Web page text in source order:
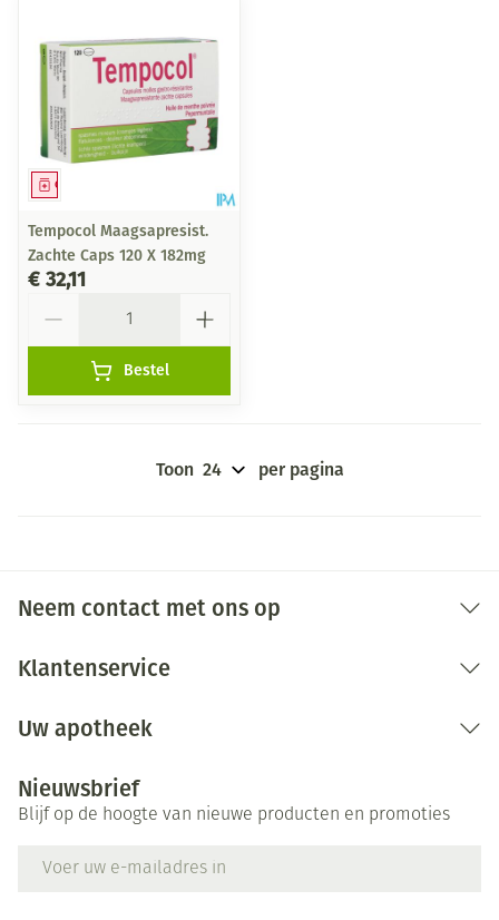
Geneesmiddel
Tempocol Maagsapresist.
Zachte Caps 120 X 182mg
€ 32,11
Bestel
Toon per pagina
Neem contact met ons op
Klantenservice
Uw apotheek
Nieuwsbrief
Blijf op de hoogte van nieuwe producten en promoties